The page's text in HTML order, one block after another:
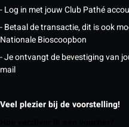
- Log in met jouw Club Pathé
- Betaal de transactie, dit is ook
Nationale Bioscoopbon
- Je ontvangt de bevestiging van
mail
Veel plezier bij de voorstelling!